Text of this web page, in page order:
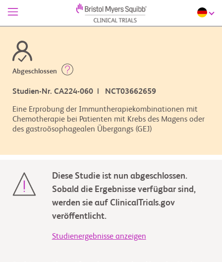
Abgeschlossen
Studien-Nr. CA224-060 | NCT03662659
Eine Erprobung der Immuntherapiekombinationen mit
Chemotherapie bei Patienten mit Krebs des Magens oder
des gastroösophagealen Übergangs (GEJ)
Diese Studie ist nun abgeschlossen.
Sobald die Ergebnisse verfügbar sind,
werden sie auf ClinicalTrials.gov
veröffentlicht.
Studienergebnisse anzeigen